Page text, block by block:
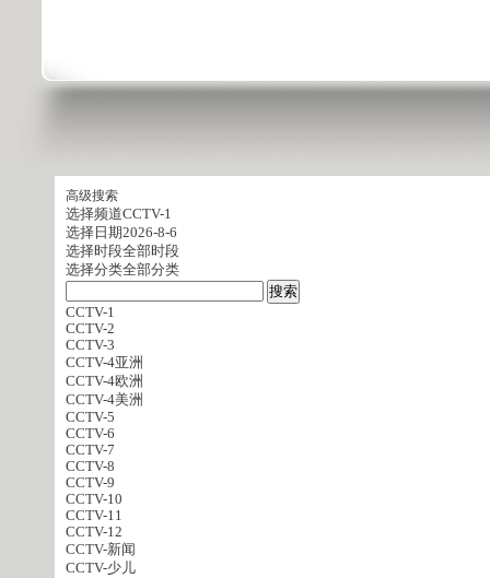
高级搜索
选择频道CCTV-1
选择日期2026-8-6
选择时段全部时段
选择分类全部分类
CCTV-1
CCTV-2
CCTV-3
CCTV-4亚洲
CCTV-4欧洲
CCTV-4美洲
CCTV-5
CCTV-6
CCTV-7
CCTV-8
CCTV-9
CCTV-10
CCTV-11
CCTV-12
CCTV-新闻
CCTV-少儿